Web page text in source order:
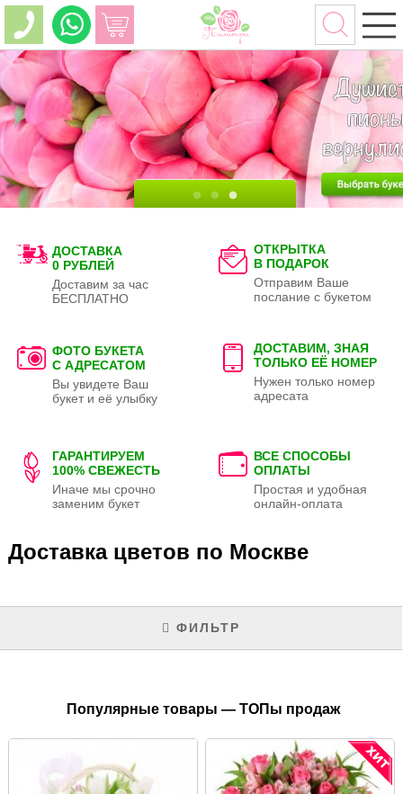
ДОСТАВКА
0 РУБЛЕЙ
Доставим за час
БЕСПЛАТНО
ОТКРЫТКА
В ПОДАРОК
Отправим Ваше
послание с букетом
ФОТО БУКЕТА
С АДРЕСАТОМ
Вы увидете Ваш
букет и её улыбку
ДОСТАВИМ, ЗНАЯ
ТОЛЬКО ЕЁ НОМЕР
Нужен только номер
адресата
ГАРАНТИРУЕМ
100% СВЕЖЕСТЬ
Иначе мы срочно
заменим букет
ВСЕ СПОСОБЫ
ОПЛАТЫ
Простая и удобная
онлайн-оплата
Доставка цветов по Москве
ФИЛЬТР
Популярные товары — ТОПы продаж